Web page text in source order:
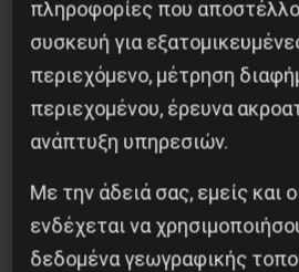
Οδύσσεια του Νόλαν:
ταξική εξουσία
3 Αυγούστου 2026
πληροφορίες που
συσκευή για
περιεχόμενο, μέτρηση
περιεχομένου, έρευνα
ανάπτυξη υπηρεσιών.
Με την άδειά σας, εμείς και
ενδέχεται να
δεδομένα γεωγραφικής